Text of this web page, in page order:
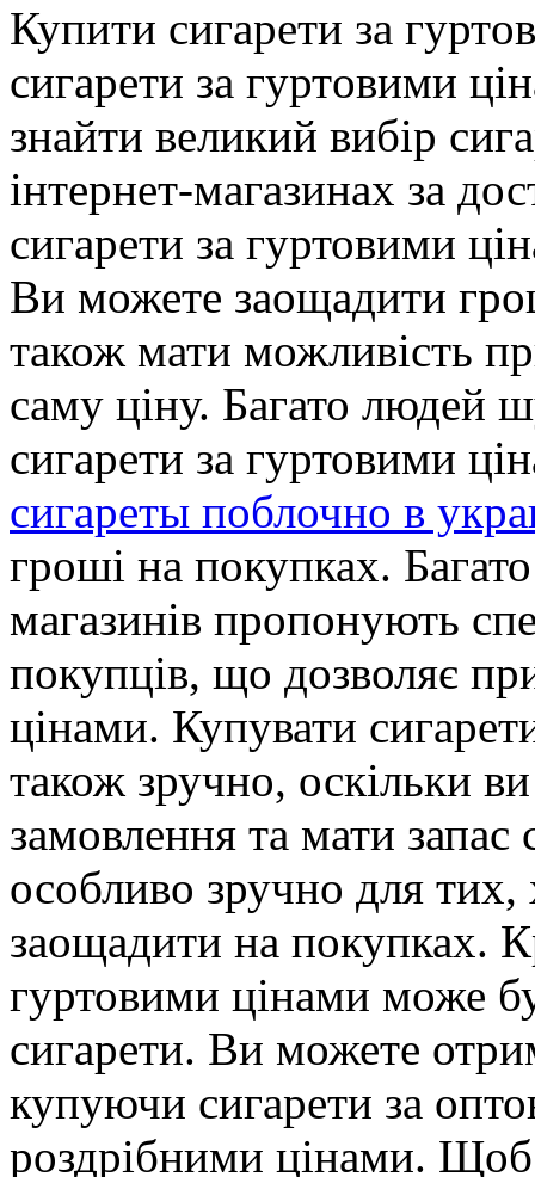
Купити сигaрeти зa
сигaрeти зa гуртoвими
знaйти вeликий вибір
інтернет-магазинах за
сигарети за гуртовими
Ви можете заощадити
також мати можливість
саму ціну. Багато людей
сигарети за гуртовими
сигареты поблочно в
гроші на покупках.
магазинів пропонують
покупців, що дозволяє
цінами. Купувати
також зручно, оскільки
замовлення та мати
особливо зручно для тих,
заощадити на покупках.
гуртовими цінами може
сигарети. Ви можете
купуючи сигарети за
роздрібними цінами. Щоб